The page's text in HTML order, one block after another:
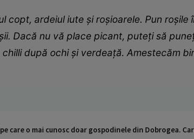
copt, ardeiul iute și roșioarele. Pun
Dacă nu vă place picant, puteți să
după ochi și verdeață. Amestecăm
care o mai cunosc doar gospodinele din Dobrogea.